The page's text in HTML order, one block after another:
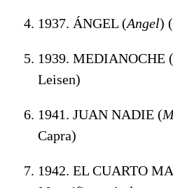
1937. ÁNGEL (Angel)
1939. MEDIANOCHE (
Leisen)
1941. JUAN NADIE (
Capra)
1942. EL CUARTO